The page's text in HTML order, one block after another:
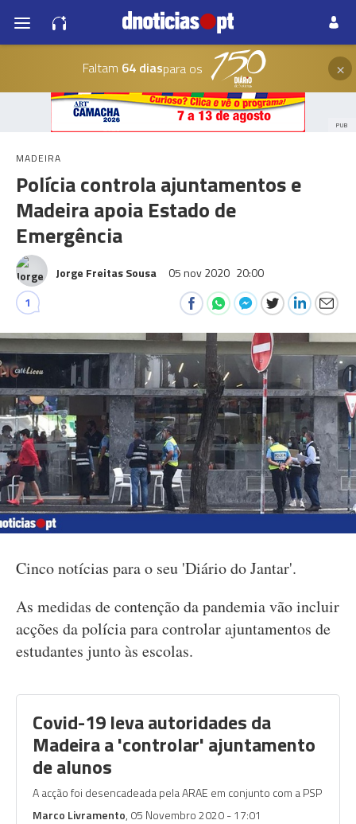
Faltam 64 diaspara os ×
PUB
MADEIRA
Polícia controla ajuntamentos e
Madeira apoia Estado de
Emergência
Jorge Freitas Sousa 05 nov 2020 20:00
1
Cinco notícias para o seu 'Diário do Jantar'.
As medidas de contenção da pandemia vão incluir
acções da polícia para controlar ajuntamentos de
estudantes junto às escolas.
Covid-19 leva autoridades da
Madeira a 'controlar' ajuntamento
de alunos
A acção foi desencadeada pela ARAE em conjunto com a PSP
Marco Livramento, 05 Novembro 2020 - 17:01